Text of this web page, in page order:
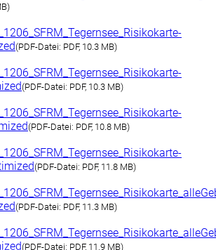
(PDF-Datei: PDF, 10.3 MB)
(PDF-Datei: PDF, 10.3 MB)
(PDF-Datei: PDF, 10.8 MB)
(PDF-Datei: PDF, 11.8 MB)
(PDF-Datei: PDF, 11.3 MB)
(PDF-Datei: PDF, 11.9 MB)